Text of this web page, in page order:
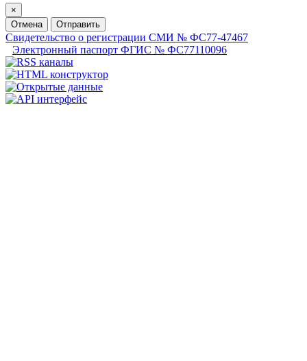
×
Отмена
Отправить
Свидетельство о регистрации СМИ № ФС77-47467
Электронный паспорт ФГИС № ФС77110096